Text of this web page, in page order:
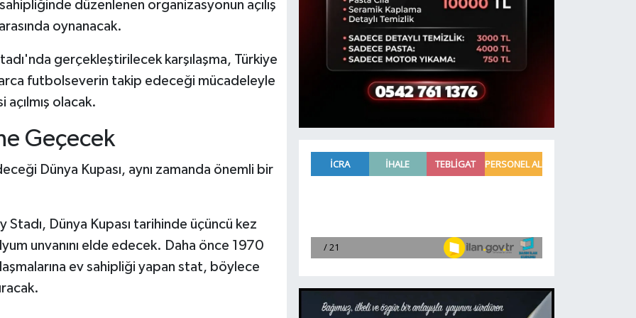
düzenlenen organizasyonun açılış
oynanacak.
gerçekleştirilecek karşılaşma, Türkiye
futbolseverin takip edeceği mücadeleyle
olacak.
Geçecek
Dünya Kupası, aynı zamanda önemli bir
Dünya Kupası tarihinde üçüncü kez
unvanını elde edecek. Daha önce 1970
ev sahipliği yapan stat, böylece